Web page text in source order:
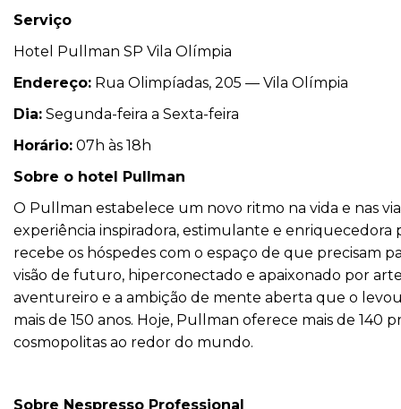
Serviço
Hotel Pullman SP Vila Olímpia
Endereço: Rua Olimpíadas, 205 — Vila Olímpia
Dia: Segunda-feira a Sexta-feira
Horário: 07h às 18h
Sobre o hotel Pullman
O Pullman estabelece um novo ritmo na vida e nas
experiência inspiradora, estimulante e
recebe os hóspedes com o espaço de que precisam
visão de futuro, hiperconectado e apaixonado por
aventureiro e a ambição de mente aberta que o
mais de 150 anos. Hoje, Pullman oferece mais de 140
cosmopolitas ao redor do mundo.
Sobre Nespresso Professional